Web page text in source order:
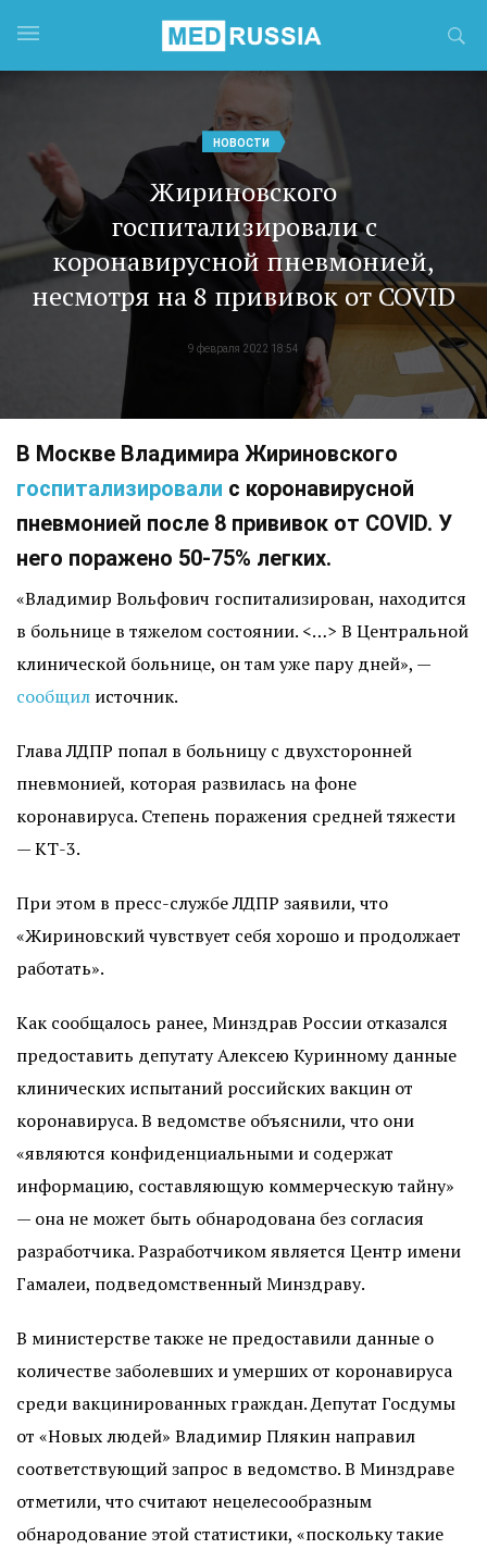
НОВОСТИ
Жириновского
госпитализировали с
коронавирусной пневмонией,
несмотря на 8 прививок от COVID
9 февраля 2022 18:54
В Москве Владимира Жириновского
госпитализировали с коронавирусной
пневмонией после 8 прививок от COVID. У
него поражено 50-75% легких.
«Владимир Вольфович госпитализирован, находится
в больнице в тяжелом состоянии. <…> В Центральной
клинической больнице, он там уже пару дней», —
сообщил источник.
Глава ЛДПР попал в больницу с двухсторонней
пневмонией, которая развилась на фоне
коронавируса. Степень поражения средней тяжести
— КТ-3.
При этом в пресс-службе ЛДПР заявили, что
«Жириновский чувствует себя хорошо и продолжает
работать».
Как сообщалось ранее, Минздрав России отказался
предоставить депутату Алексею Куринному данные
клинических испытаний российских вакцин от
коронавируса. В ведомстве объяснили, что они
«являются конфиденциальными и содержат
информацию, составляющую коммерческую тайну»
— она не может быть обнародована без согласия
разработчика. Разработчиком является Центр имени
Гамалеи, подведомственный Минздраву.
В министерстве также не предоставили данные о
количестве заболевших и умерших от коронавируса
среди вакцинированных граждан. Депутат Госдумы
от «Новых людей» Владимир Плякин направил
соответствующий запрос в ведомство. В Минздраве
отметили, что считают нецелесообразным
обнародование этой статистики, «поскольку такие